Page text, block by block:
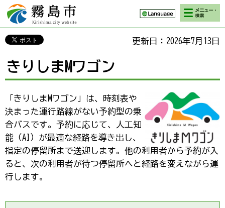
霧島市 Kirishima
city website
検索・メニ
ュー
更新日：2026年7月13日
きりしまMワゴン
「きりしまMワゴン」は、時刻表や
決まった運行路線がない予約型の乗
合バスです。予約に応じて、人工知
能（AI）が最適な経路を導き出し、
指定の停留所まで送迎します。他の利用者から予約が入
ると、次の利用者が待つ停留所へと経路を変えながら運
行します。